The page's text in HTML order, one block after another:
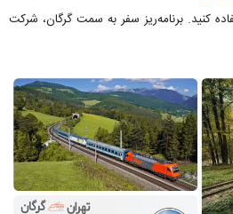
کنید. برنامه‌ریز سفر به سمت گرگان، شرکت